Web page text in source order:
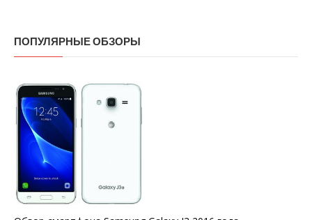
ПОПУЛЯРНЫЕ ОБЗОРЫ